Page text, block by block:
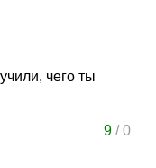
чего ты
9/0